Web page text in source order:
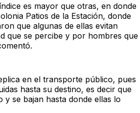
es mayor que otras, en donde
Patios de la Estación, donde
que algunas de ellas evitan
que se percibe y por hombres que
en el transporte público, pues
hasta su destino, es decir que
se bajan hasta donde ellas lo